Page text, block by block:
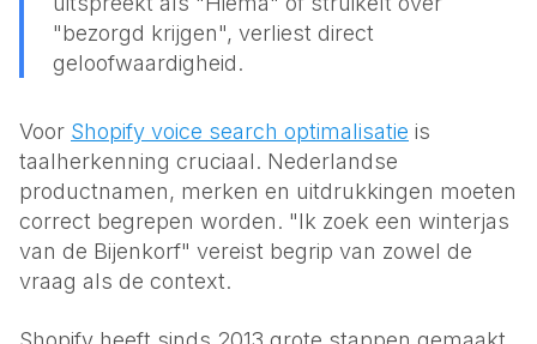
"bezorgd krijgen", verliest direct
geloofwaardigheid.
Voor Shopify voice search optimalisatie is
taalherkenning cruciaal. Nederlandse
productnamen, merken en uitdrukkingen moeten
correct begrepen worden. "Ik zoek een winterjas
van de Bijenkorf" vereist begrip van zowel de
vraag als de context.